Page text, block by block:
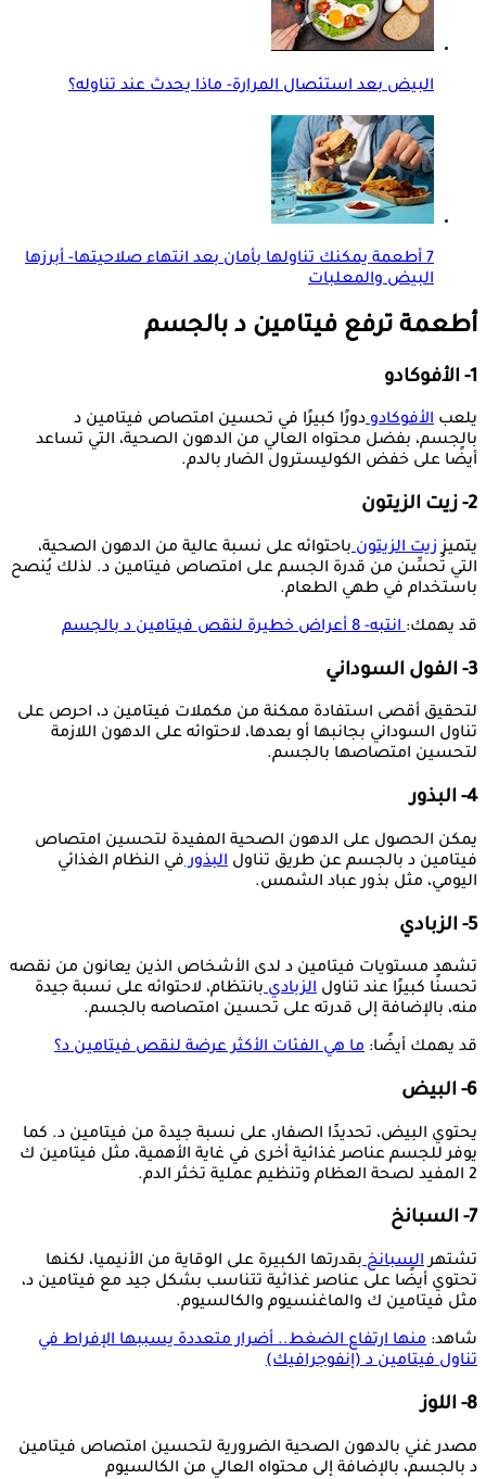
البيض بعد استئصال المرارة- ماذا يحدث عند تناوله؟
7 أطعمة يمكنك تناولها بأمان بعد انتهاء صلاحيتها- أبرزها
البيض والمعلبات
أطعمة ترفع فيتامين د بالجسم
1- الأفوكادو
يلعب الأفوكادودورًا كبيرًا في تحسين امتصاص فيتامين د
بالجسم، بفضل محتواه العالي من الدهون الصحية، التي تساعد
أيضًا على خفض الكوليسترول الضار بالدم.
2- زيت الزيتون
يتميززيت الزيتونباحتوائه على نسبة عالية من الدهون الصحية،
التي تُحسِّن من قدرة الجسم على امتصاص فيتامين د. لذلك يُنصح
باستخدام في طهي الطعام.
قد يهمك:انتبه- 8 أعراض خطيرة لنقص فيتامين د بالجسم
3- الفول السوداني
لتحقيق أقصى استفادة ممكنة من مكملات فيتامين د، احرص على
تناول السوداني بجانبها أو بعدها، لاحتوائه على الدهون اللازمة
لتحسين امتصاصها بالجسم.
4- البذور
يمكن الحصول على الدهون الصحية المفيدة لتحسين امتصاص
فيتامين د بالجسم عن طريق تناول البذورفي النظام الغذائي
اليومي، مثل بذور عباد الشمس.
5- الزبادي
تشهد مستويات فيتامين د لدى الأشخاص الذين يعانون من نقصه
تحسنًا كبيرًا عند تناول الزباديبانتظام، لاحتوائه على نسبة جيدة
منه، بالإضافة إلى قدرته على تحسين امتصاصه بالجسم.
قد يهمك أيضًا: ما هي الفئات الأكثر عرضة لنقص فيتامين د؟
6- البيض
يحتوي البيض، تحديدًا الصفار، على نسبة جيدة من فيتامين د. كما
يوفر للجسم عناصر غذائية أخرى في غاية الأهمية، مثل فيتامين ك
2 المفيد لصحة العظام وتنظيم عملية تخثر الدم.
7- السبانخ
تشتهرالسبانخبقدرتها الكبيرة على الوقاية من الأنيميا، لكنها
تحتوي أيضًا على عناصر غذائية تتناسب بشكل جيد مع فيتامين د،
مثل فيتامين ك والماغنسيوم والكالسيوم.
شاهد: منها ارتفاع الضغط.. أضرار متعددة يسببها الإفراط في
تناول فيتامين د (إنفوجرافيك)
8- اللوز
مصدر غني بالدهون الصحية الضرورية لتحسين امتصاص فيتامين
د بالجسم، بالإضافة إلى محتواه العالي من الكالسيوم